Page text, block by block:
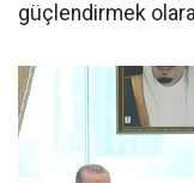
güçlendirmek